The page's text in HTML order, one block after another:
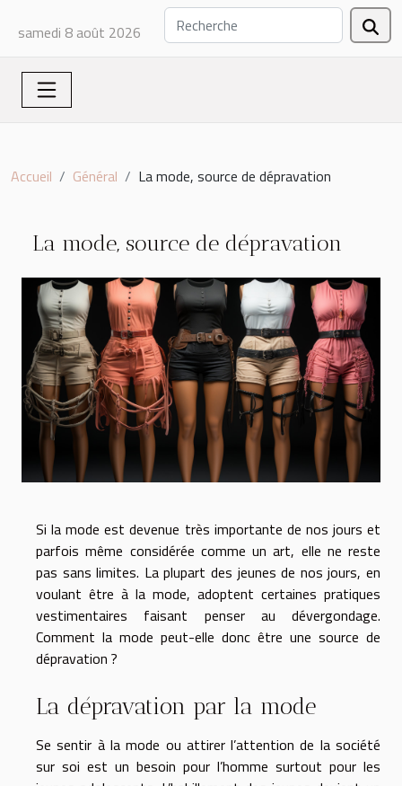
samedi 8 août 2026
Accueil Général La mode, source de dépravation
La mode, source de dépravation
Si la mode est devenue très importante de nos jours et
parfois même considérée comme un art, elle ne reste
pas sans limites. La plupart des jeunes de nos jours, en
voulant être à la mode, adoptent certaines pratiques
vestimentaires faisant penser au dévergondage.
Comment la mode peut-elle donc être une source de
dépravation ?
La dépravation par la mode
Se sentir à la mode ou attirer l’attention de la société
sur soi est un besoin pour l’homme surtout pour les